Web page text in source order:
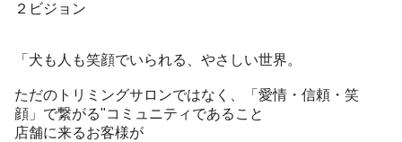
２ビジョン
「犬も人も笑顔でいられる、やさしい世界。
ただのトリミングサロンではなく、「愛情・信頼・笑
顔」で繋がる"コミュニティであること
店舗に来るお客様が